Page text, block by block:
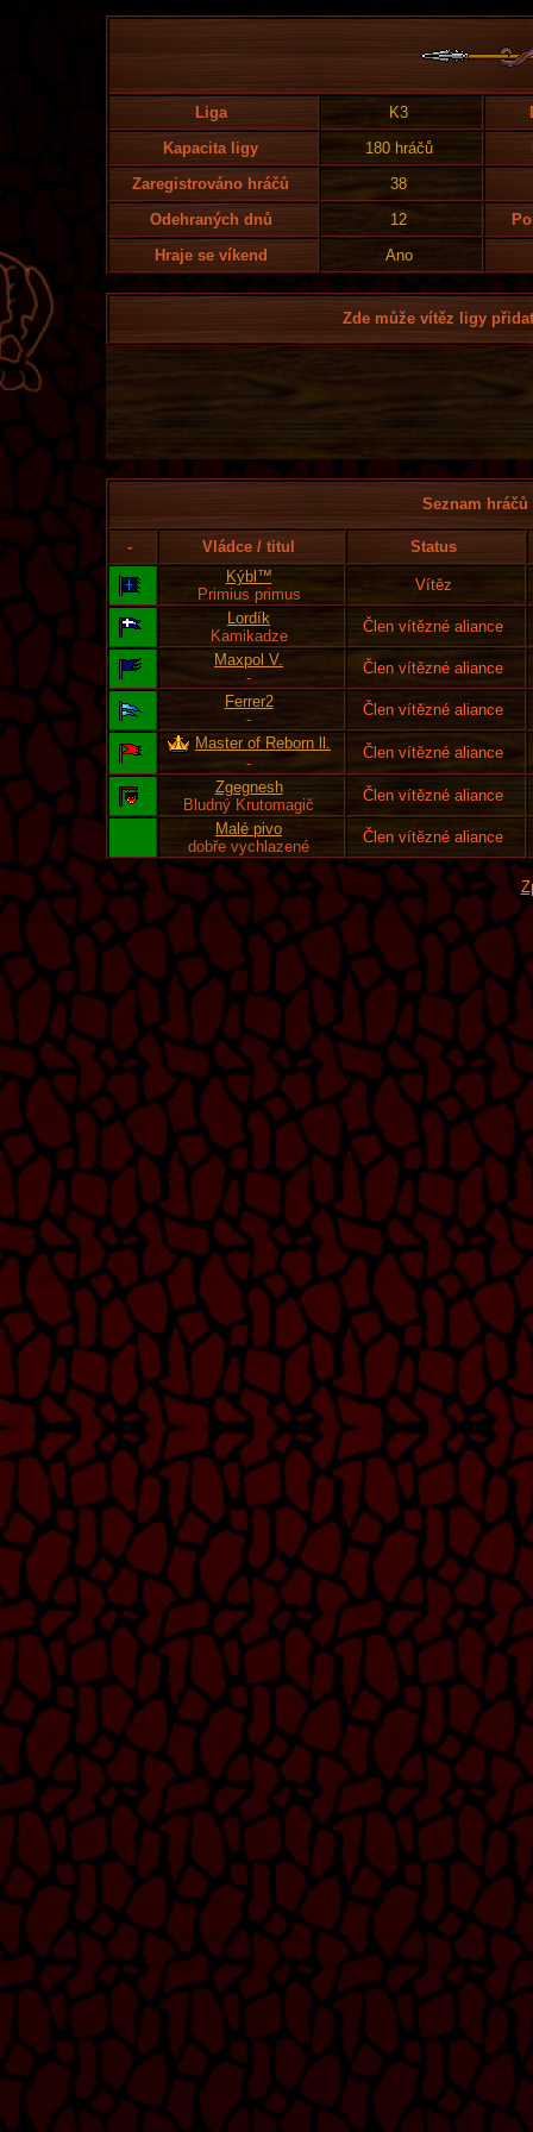
Liga K3
Kapacita ligy
180 hráčů
Zaregistrováno hráčů
38
Odehraných dnů
12
Hraje se víkend
Ano
Zde může vítěz ligy
Seznam
- Vládce / titul
Status
Kýbl™
Primius primus
Vítěz
Lordík
Kamikadze
Člen vítězné aliance
Maxpol V.
-
Člen vítězné aliance
Ferrer2
-
Člen vítězné aliance
Master of Reborn ll.
-
Člen vítězné aliance
Zgegnesh
Bludný Krutomagič
Člen vítězné aliance
Malé pivo
dobře vychlazené
Člen vítězné aliance